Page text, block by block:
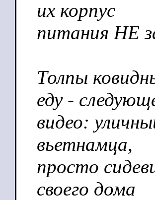
их корпус
питания НЕ
Толпы
еду -
видео:
вьетнамца,
просто
своего дома